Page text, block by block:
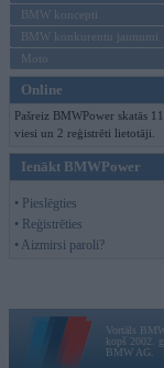
BMW koncepti
BMW konkurentu jaunumi
Moto
Online
Pašreiz BMWPower skatās
viesi un 2 reģistrēti lietotāji.
Ienākt BMWPower
• Pieslēgties
• Reģistrēties
• Aizmirsi paroli?
Vortāls
kopš 2002.
BMW AG.